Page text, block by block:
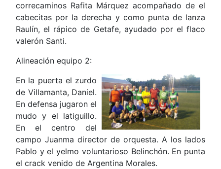
correcaminos Rafita Márquez acompañado de el
cabecitas por la derecha y como punta de lanza
Raulín, el rápico de Getafe, ayudado por el flaco
valerón Santi.
Alineación equipo 2:
En la puerta el zurdo
de Villamanta, Daniel.
En defensa jugaron el
mudo y el latiguillo.
En el centro del
campo Juanma director de orquesta. A los lados
Pablo y el yelmo voluntarioso Belinchón. En punta
el crack venido de Argentina Morales.